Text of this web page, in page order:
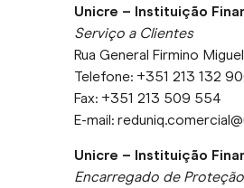
Unicre – Instituição
Serviço a Clientes
Rua General Firmino
Telefone: +351 213 132
Fax: +351 213 509 554
E-mail:
Unicre – Instituição
Encarregado de